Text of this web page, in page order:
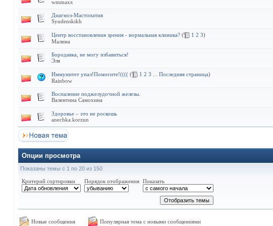
wmmaxx
Диагноз-Мастопатия
Syudenskikh
Центр восстановления зрения - нормальная клиника? ( 1 2 3)
Малина
Бородавка, не могу избавиться!
Эля
Иммунитет упал!Помогите!(((( ( 1 2 3 Последняя страница)
Rainbow
Воспаление поджелудочной железы.
Валентина Самохина
Здоровье – это не роскошь
anechka.korzun
Опции просмотра
Показаны темы с 1 по 20 из 150
Критерий сортировки Порядок отображения Показать
Новые сообщения Популярная тема с новыми сообщениями